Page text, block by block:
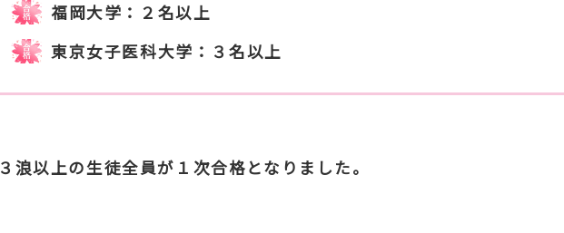
福岡大学：２名以上
東京女子医科大学：３名以上
３浪以上の生徒全員が１次合格となりました。